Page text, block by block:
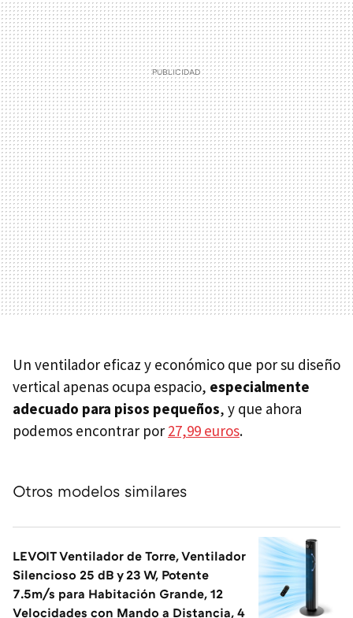
Un ventilador eficaz y económico que por su diseño
vertical apenas ocupa espacio, especialmente
adecuado para pisos pequeños, y que ahora
podemos encontrar por 27,99 euros.
Otros modelos similares
LEVOIT Ventilador de Torre, Ventilador
Silencioso 25 dB y 23 W, Potente
7.5m/s para Habitación Grande, 12
Velocidades con Mando a Distancia, 4